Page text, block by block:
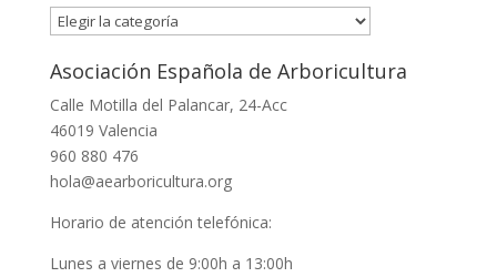
Categorías
Asociación Española de Arboricultura
Calle Motilla del Palancar, 24-Acc
46019 Valencia
960 880 476
hola@aearboricultura.org
Horario de atención telefónica:
Lunes a viernes de 9:00h a 13:00h